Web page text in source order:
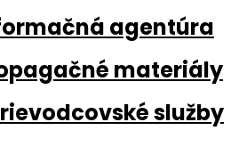
agentúra
materiály
služby